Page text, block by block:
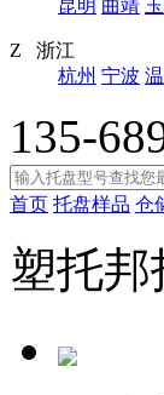
昆明 曲靖
Z 浙江
杭州 宁波
135-
首页 托盘样品 仓
塑托